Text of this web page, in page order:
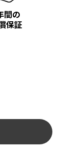
間の
保証